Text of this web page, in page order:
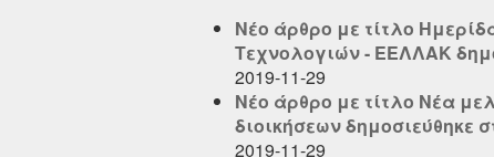
Νέο άρθρο με τίτλο
Τεχνολογιών - ΕΕΛΛΑΚ
2019-11-29
Νέο άρθρο με τίτλο Νέα
διοικήσεων δημοσιεύθηκε
2019-11-29